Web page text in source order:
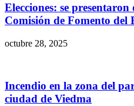
Elecciones: se
Comisión de Fomento del
octubre 28, 2025
Incendio en la zona del
ciudad de Viedma